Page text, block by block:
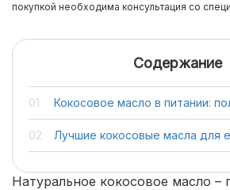
покупкой необходима консультация со
Содержание
Кокосовое масло в питании:
Лучшие кокосовые масла для
Натуральное кокосовое масло –